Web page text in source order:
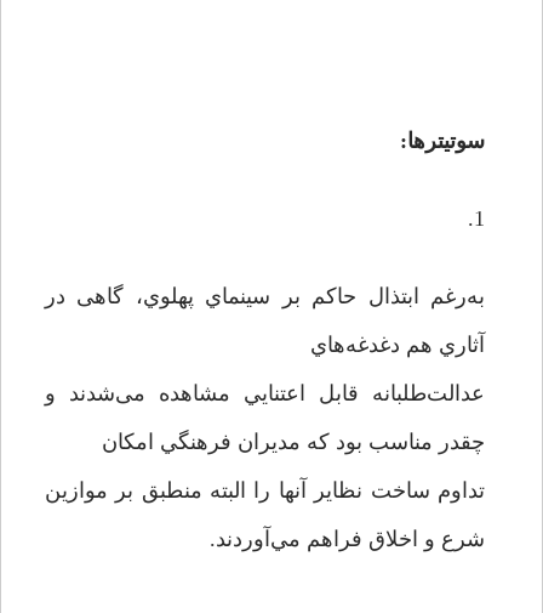
سوتیترها:
1.
به‌رغم ابتذال حاکم بر سينماي پهلوي، گاهی در
آثاري هم دغدغه‌هاي
عدالت‌طلبانه قابل اعتنايي مشاهده می‌شدند و
چقدر مناسب بود كه مديران فرهنگي امكان
تداوم ساخت نظاير آنها را البته منطبق بر موازين
شرع و اخلاق فراهم مي‌آوردند.